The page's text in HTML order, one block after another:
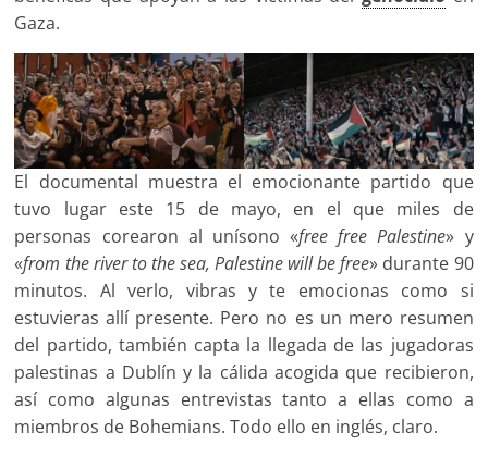
Gaza.
El documental muestra el emocionante partido que
tuvo lugar este 15 de mayo, en el que miles de
personas corearon al unísono «free free Palestine» y
«from the river to the sea, Palestine will be free» durante 90
minutos. Al verlo, vibras y te emocionas como si
estuvieras allí presente. Pero no es un mero resumen
del partido, también capta la llegada de las jugadoras
palestinas a Dublín y la cálida acogida que recibieron,
así como algunas entrevistas tanto a ellas como a
miembros de Bohemians. Todo ello en inglés, claro.